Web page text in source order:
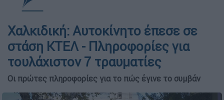
Χαλκιδική: Αυτοκίνητο έπεσε σε
στάση ΚΤΕΛ - Πληροφορίες για
τουλάχιστον 7 τραυματίες
Οι πρώτες πληροφορίες για το πώς έγινε το συμβάν